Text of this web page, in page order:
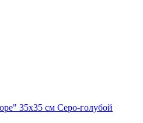
35х35 см Серо-голубой